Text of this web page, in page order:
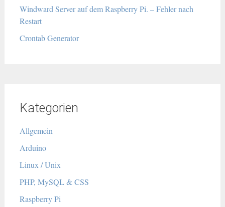
Windward Server auf dem Raspberry Pi. – Fehler nach
Restart
Crontab Generator
Kategorien
Allgemein
Arduino
Linux / Unix
PHP, MySQL & CSS
Raspberry Pi